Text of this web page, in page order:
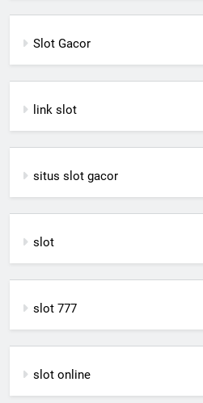
Slot Gacor
link slot
situs slot gacor
slot
slot 777
slot online